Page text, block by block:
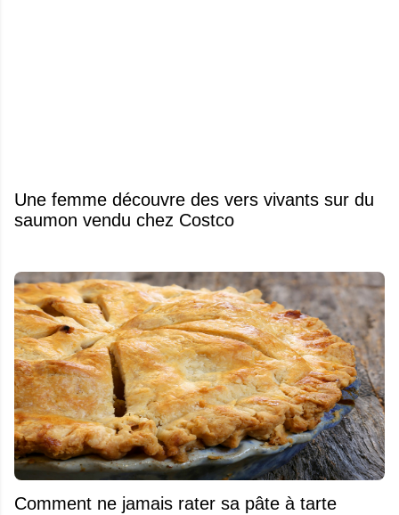
Une femme découvre des vers vivants sur du
saumon vendu chez Costco
Comment ne jamais rater sa pâte à tarte